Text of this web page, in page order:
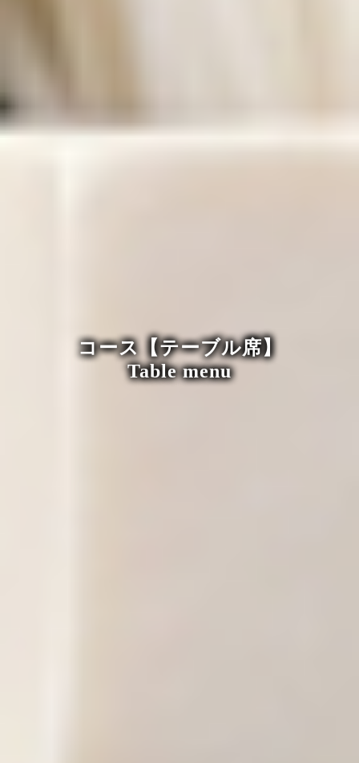
コース【テーブル席】
Table menu